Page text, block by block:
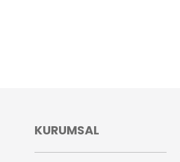
KURUMSAL